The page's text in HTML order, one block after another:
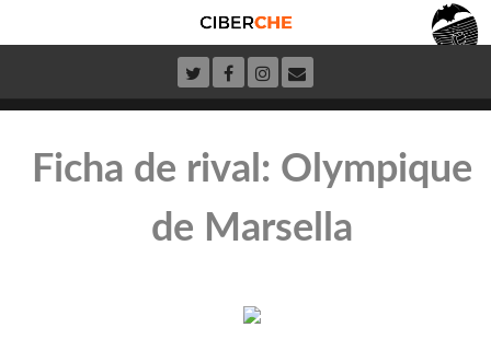
Ficha de rival: Olympique
de Marsella